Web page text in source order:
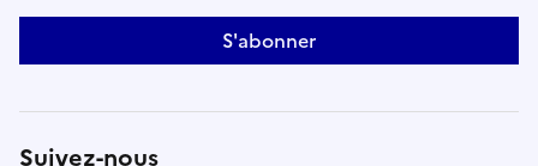
S'abonner
Suivez-nous